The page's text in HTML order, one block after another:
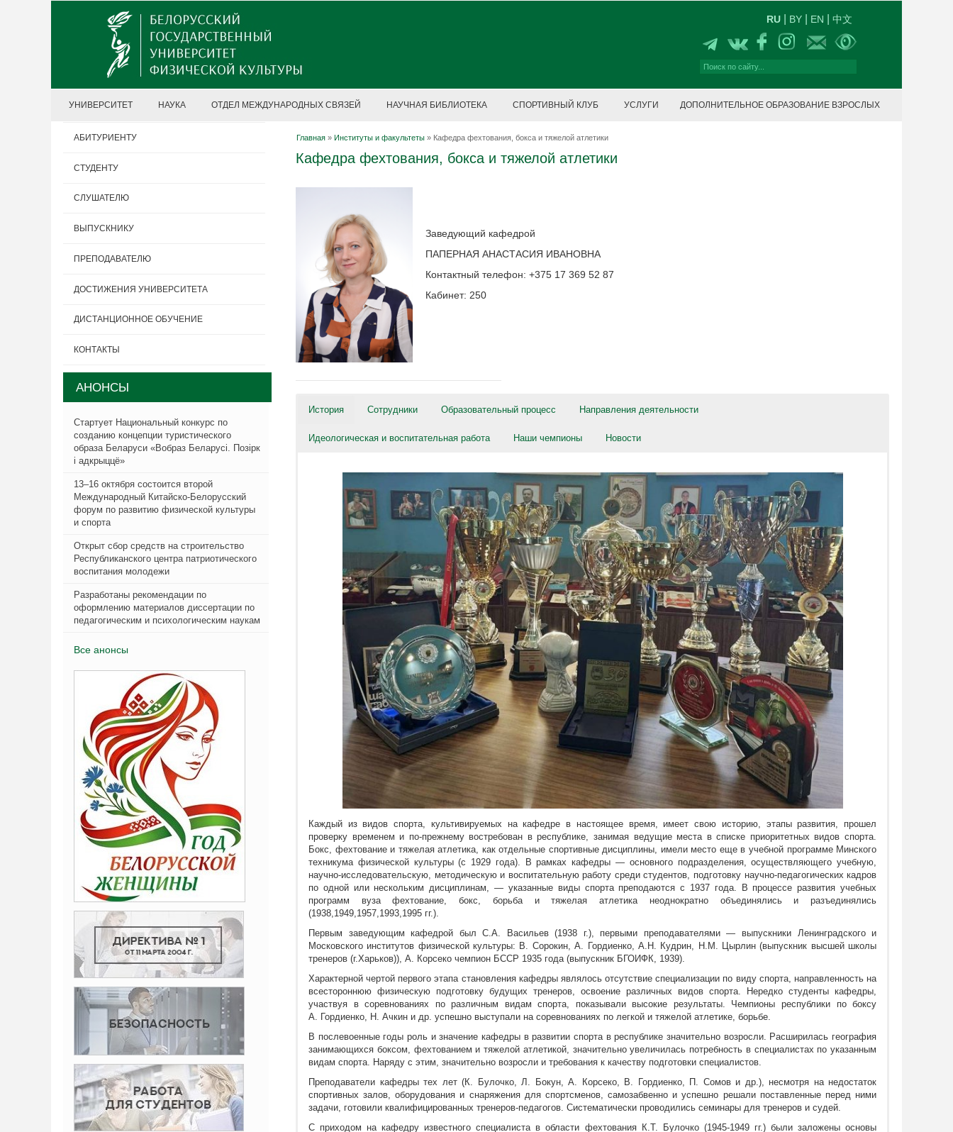
RU BY EN 中文
УНИВЕРСИТЕТ НАУКА ОТДЕЛ МЕЖДУНАРОДНЫХ СВЯЗЕЙ НАУЧНАЯ БИБЛИОТЕКА СПОРТИВНЫЙ КЛУБ УСЛУГИ ДОПОЛНИТЕЛЬНОЕ ОБРАЗОВАНИЕ ВЗРОСЛЫХ
Главная » Институты и факультеты » Кафедра фехтования, бокса и тяжелой атлетики
Кафедра фехтования, бокса и тяжелой атлетики
Заведующий кафедрой
ПАПЕРНАЯ АНАСТАСИЯ ИВАНОВНА
Контактный телефон: +375 17 369 52 87
Кабинет: 250
История Сотрудники Образовательный процесс Направления деятельности
Идеологическая и воспитательная работа Наши чемпионы Новости
Каждый из видов спорта, культивируемых на кафедре в настоящее время, имеет свою историю, этапы развития, прошел
проверку временем и по-прежнему востребован в республике, занимая ведущие места в списке приоритетных видов спорта.
Бокс, фехтование и тяжелая атлетика, как отдельные спортивные дисциплины, имели место еще в учебной программе Минского
техникума физической культуры (с 1929 года). В рамках кафедры — основного подразделения, осуществляющего учебную,
научно-исследовательскую, методическую и воспитательную работу среди студентов, подготовку научно-педагогических кадров
по одной или нескольким дисциплинам, — указанные виды спорта преподаются с 1937 года. В процессе развития учебных
программ вуза фехтование, бокс, борьба и тяжелая атлетика неоднократно объединялись и разъединялись
(1938,1949,1957,1993,1995 гг.).
Первым заведующим кафедрой был С.А. Васильев (1938 г.), первыми преподавателями — выпускники Ленинградского и
Московского институтов физической культуры: В. Сорокин, А. Гордиенко, А.Н. Кудрин, Н.М. Цырлин (выпускник высшей школы
тренеров (г.Харьков)), А. Корсеко чемпион БССР 1935 года (выпускник БГОИФК, 1939).
Характерной чертой первого этапа становления кафедры являлось отсутствие специализации по виду спорта, направленность на
всестороннюю физическую подготовку будущих тренеров, освоение различных видов спорта. Нередко студенты кафедры,
участвуя в соревнованиях по различным видам спорта, показывали высокие результаты. Чемпионы республики по боксу
А. Гордиенко, Н. Ачкин и др. успешно выступали на соревнованиях по легкой и тяжелой атлетике, борьбе.
В послевоенные годы роль и значение кафедры в развитии спорта в республике значительно возросли. Расширилась география
занимающихся боксом, фехтованием и тяжелой атлетикой, значительно увеличилась потребность в специалистах по указанным
видам спорта. Наряду с этим, значительно возросли и требования к качеству подготовки специалистов.
Преподаватели кафедры тех лет (К. Булочко, Л. Бокун, А. Корсеко, В. Гордиенко, П. Сомов и др.), несмотря на недостаток
спортивных залов, оборудования и снаряжения для спортсменов, самозабвенно и успешно решали поставленные перед ними
задачи, готовили квалифицированных тренеров-педагогов. Систематически проводились семинары для тренеров и судей.
С приходом на кафедру известного специалиста в области фехтования К.Т. Булочко (1945-1949 гг.) были заложены основы
АБИТУРИЕНТУ
СТУДЕНТУ
СЛУШАТЕЛЮ
ВЫПУСКНИКУ
ПРЕПОДАВАТЕЛЮ
ДОСТИЖЕНИЯ УНИВЕРСИТЕТА
ДИСТАНЦИОННОЕ ОБУЧЕНИЕ
КОНТАКТЫ
АНОНСЫ
Стартует Национальный конкурс по
созданию концепции туристического
образа Беларуси «Вобраз Беларусi. Позiрк
i адкрыццё»
13–16 октября состоится второй
Международный Китайско-Белорусский
форум по развитию физической культуры
и спорта
Открыт сбор средств на строительство
Республиканского центра патриотического
воспитания молодежи
Разработаны рекомендации по
оформлению материалов диссертации по
педагогическим и психологическим наукам
Все анонсы